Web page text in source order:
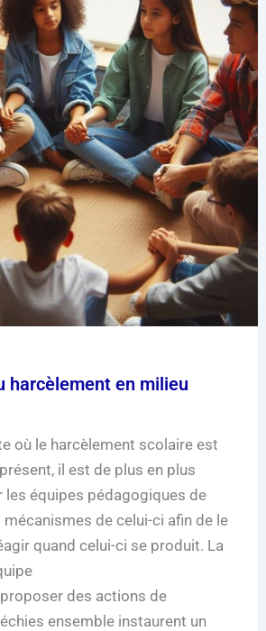
harcèlement en milieu
où le harcèlement scolaire est
il est de plus en plus
les équipes pédagogiques de
de celui-ci afin de le
quand celui-ci se produit. La
des actions de
ensemble instaurent un